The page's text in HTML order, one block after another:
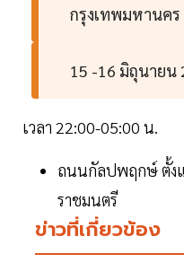
กรุงเทพมหานค
15 -16 มิถุนายน
เวลา 22:00-05:00 น.
ถนนกัลปพฤกษ์ ตั้ง
ราชมนตรี
ข่าวที่เกี่ยวข้อง